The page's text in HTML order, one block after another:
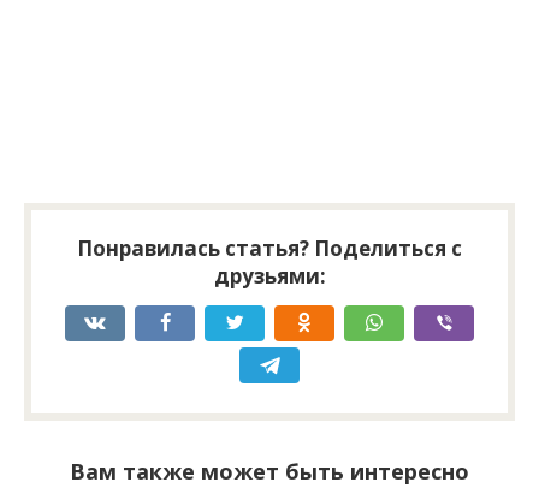
Понравилась статья? Поделиться с
друзьями:
Вам также может быть интересно